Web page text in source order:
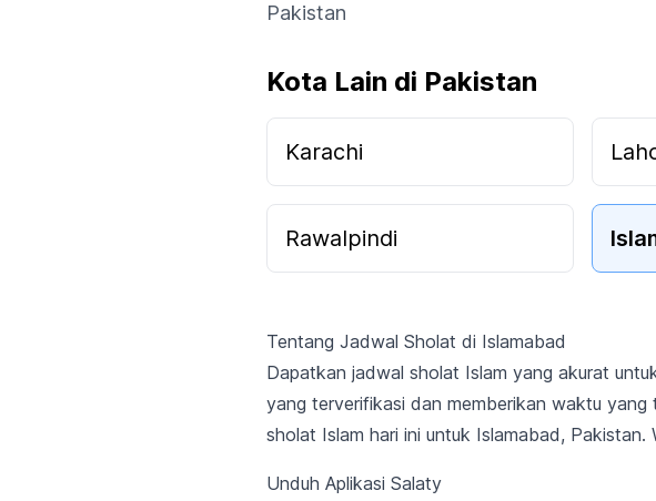
Pakistan
Kota Lain di Pakistan
Karachi
Rawalpindi
Tentang Jadwal Sholat di Islamabad
Dapatkan jadwal sholat Islam yang akurat
yang terverifikasi dan memberikan waktu yang
sholat Islam hari ini untuk Islamabad, Pakistan.
Unduh Aplikasi Salaty